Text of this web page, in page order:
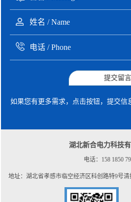
提交留言
如果您有更多需求，点击按钮，提交信
湖北新合电力科技
电话：158 1850
地址：湖北省孝感市临空经济区科创路特9号